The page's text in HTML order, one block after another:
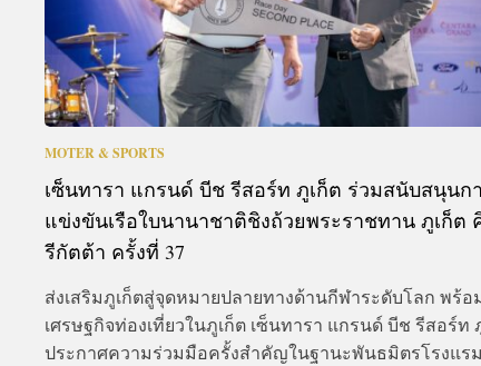
MOTER & SPORTS
เซ็นทารา แกรนด์ บีช รีสอร์ท ภูเก็ต ร่วมสนับสนุนก
แข่งขันเรือใบนานาชาติชิงถ้วยพระราชทาน ภูเก็ต
รีกัตต้า ครั้งที่ 37
ส่งเสริมภูเก็ตสู่จุดหมายปลายทางด้านกีฬาระดับโลก พร้
เศรษฐกิจท่องเที่ยวในภูเก็ต เซ็นทารา แกรนด์ บีช รีสอร์ท
ประกาศความร่วมมือครั้งสำคัญในฐานะพันธมิตรโรงแร